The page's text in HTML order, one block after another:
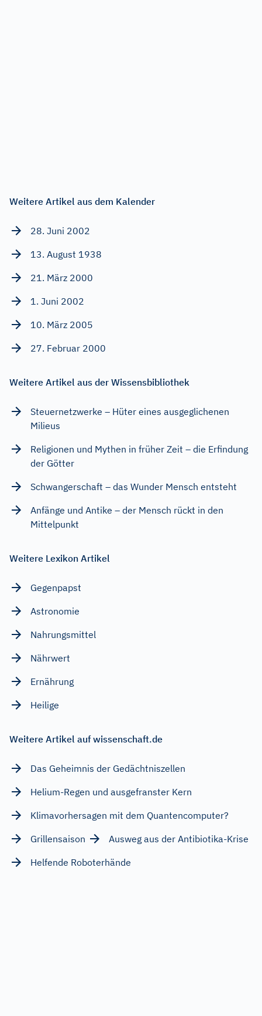
Weitere Artikel aus dem Kalender
28. Juni 2002
13. August 1938
21. März 2000
1. Juni 2002
10. März 2005
27. Februar 2000
Weitere Artikel aus der Wissensbibliothek
Steuernetzwerke – Hüter eines ausgeglichenen
Milieus
Religionen und Mythen in früher Zeit – die Erfindung
der Götter
Schwangerschaft – das Wunder Mensch entsteht
Anfänge und Antike – der Mensch rückt in den
Mittelpunkt
Weitere Lexikon Artikel
Gegenpapst
Astronomie
Nahrungsmittel
Nährwert
Ernährung
Heilige
Weitere Artikel auf wissenschaft.de
Das Geheimnis der Gedächtniszellen
Helium-Regen und ausgefranster Kern
Klimavorhersagen mit dem Quantencomputer?
Grillensaison
Ausweg aus der Antibiotika-Krise
Helfende Roboterhände